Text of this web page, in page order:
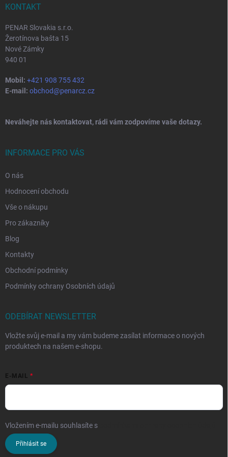
KONTAKT
PENAR Slovakia s.r.o.
Žerotínova bašta 15
Nové Zámky
940 01
Mobil: +421 908 755 432
E-mail: obchod@penarcz.cz
Neváhejte nás kontaktovat, rádi vám zodpovíme vaše dotazy.
INFORMACE PRO VÁS
O nás
Hodnocení obchodu
Vše o nákupu
Pro zákazníky
Blog
Kontakty
Obchodní podmínky
Podmínky ochrany Osobních údajů
ODEBÍRAT NEWSLETTER
Vložte svůj e-mail a my vám budeme zasílat informace o nových
produktech na našem e-shopu.
E-MAIL
Vložením e-mailu souhlasíte s
Přihlásit se